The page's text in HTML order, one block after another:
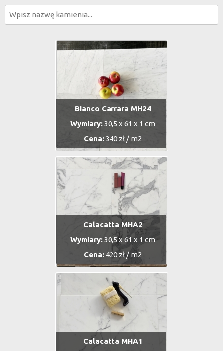
Bianco Carrara MH24
Wymiary:30,5 x 61 x 1 cm
Cena:340 zł / m2
Calacatta MHA2
Wymiary:30,5 x 61 x 1 cm
Cena: 420 zł / m2
Calacatta MHA1